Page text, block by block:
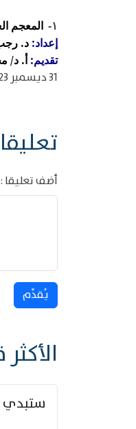
١-
المعجم
إعداد: د. رجب
تقديم:أ. د/
31 ديسمبر 2023
أضف تعليقا :
يُقدِّم